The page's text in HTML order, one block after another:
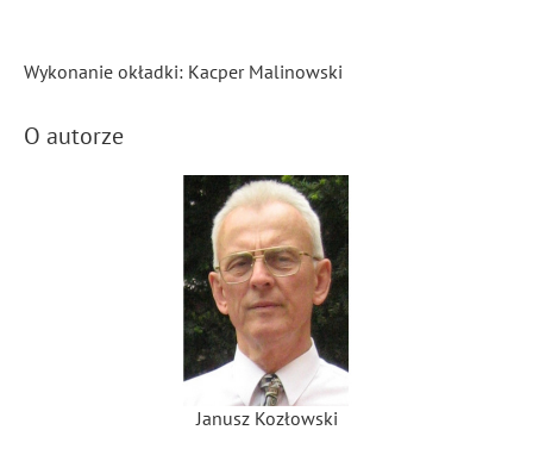
Wykonanie okładki: Kacper Malinowski
O autorze
Janusz Kozłowski